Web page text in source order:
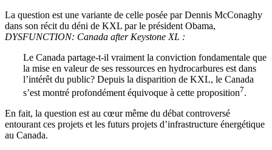
La question est une variante de celle posée par Dennis McConaghy
dans son récit du déni de KXL par le président Obama,
DYSFUNCTION: Canada after Keystone XL :
Le Canada partage-t-il vraiment la conviction fondamentale que
la mise en valeur de ses ressources en hydrocarbures est dans
l’intérêt du public? Depuis la disparition de KXL, le Canada
s’est montré profondément équivoque à cette proposition7.
En fait, la question est au cœur même du débat controversé
entourant ces projets et les futurs projets d’infrastructure énergétique
au Canada.